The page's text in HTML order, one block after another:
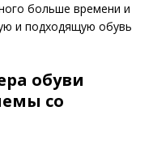
больше времени и
и подходящую обувь
обуви
со